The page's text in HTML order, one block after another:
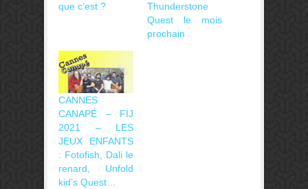
que c’est ?
Thunderstone
Quest le mois
prochain
CANNES
CANAPÉ – FIJ
2021 – LES
JEUX ENFANTS
: Fotofish, Dali le
renard, Unfold
kid’s Quest…